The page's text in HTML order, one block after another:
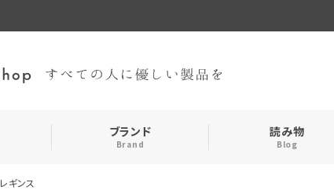
ブランド
Brand
読み物
Blog
レギンス